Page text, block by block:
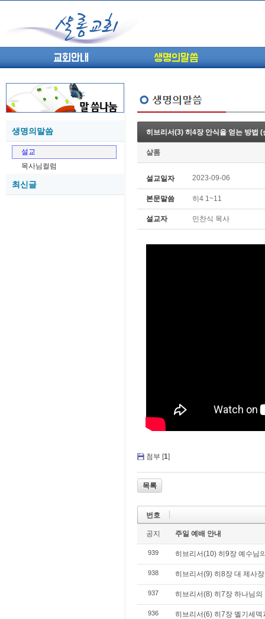
교회안내 생명의말씀
생명의말씀
설교
목사님컬럼
최신글
05-26 (고린도전서12) 고전7:23-40 ...
05-20 (고린도전서10) 고전6:1~11 ...
05-20 (고린도전서9) 고전5:1-13 ...
05-18 (고린도전서7) 고전4:1-8 판...
히브리서(3) 히4장 안식을 얻는 방법 (
샬롬
설교일자 2023-09-06
본문말씀 히4 1~11
설교자 민찬식 목사
첨부 [1]
목록
번호
공지 주일 예배 안내
939 히브리서(10) 히9장 예수님
938 히브리서(9) 히8장 대 제사
937 히브리서(8) 히7장 하나님의
936 히브리서(6) 히7장 멜기세